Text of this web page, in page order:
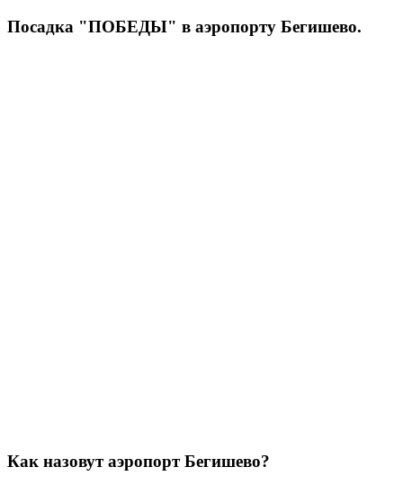
Посадка "ПОБЕДЫ" в аэропорту Бегишево.
Как назовут аэропорт Бегишево?